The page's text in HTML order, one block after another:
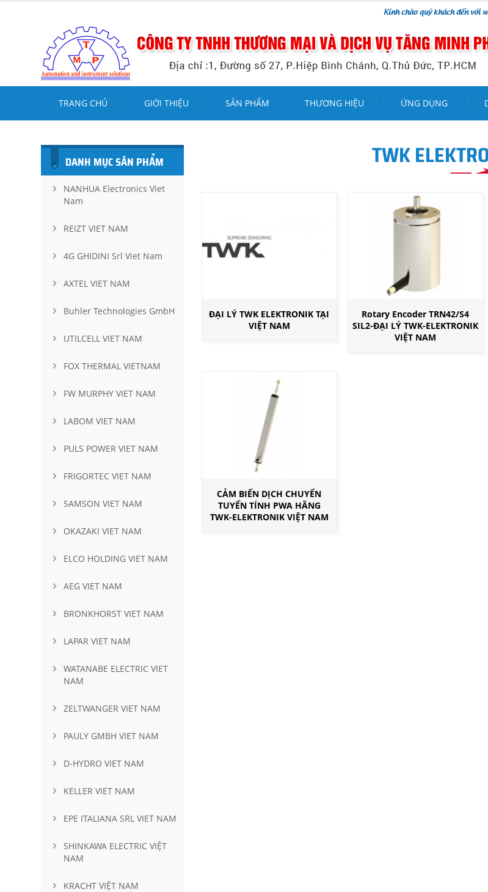
Kính chào quý khách đến với website của
TRANG CHỦ GIỚI THIỆU SẢN PHẨM THƯƠNG HIỆU ỨNG DỤNG
DANH MỤC SẢN PHẨM
NANHUA Electronics Viet
Nam
REIZT VIET NAM
4G GHIDINI Srl Viet Nam
AXTEL VIET NAM
Buhler Technologies GmbH
UTILCELL VIET NAM
FOX THERMAL VIETNAM
FW MURPHY VIET NAM
LABOM VIET NAM
PULS POWER VIET NAM
FRIGORTEC VIET NAM
SAMSON VIET NAM
OKAZAKI VIET NAM
ELCO HOLDING VIET NAM
AEG VIET NAM
BRONKHORST VIET NAM
LAPAR VIET NAM
WATANABE ELECTRIC VIET
NAM
ZELTWANGER VIET NAM
PAULY GMBH VIET NAM
D-HYDRO VIET NAM
KELLER VIET NAM
EPE ITALIANA SRL VIET NAM
SHINKAWA ELECTRIC VIỆT
NAM
KRACHT VIỆT NAM
TWK
ĐẠI LÝ TWK ELEKTRONIK TẠI
VIỆT NAM
Rotary Encoder TRN42/S4
SIL2-ĐẠI LÝ TWK-ELEKTRONIK
VIỆT NAM
CẢM BIẾN DỊCH CHUYỂN
TUYẾN TÍNH PWA HÃNG
TWK-ELEKTRONIK VIỆT NAM